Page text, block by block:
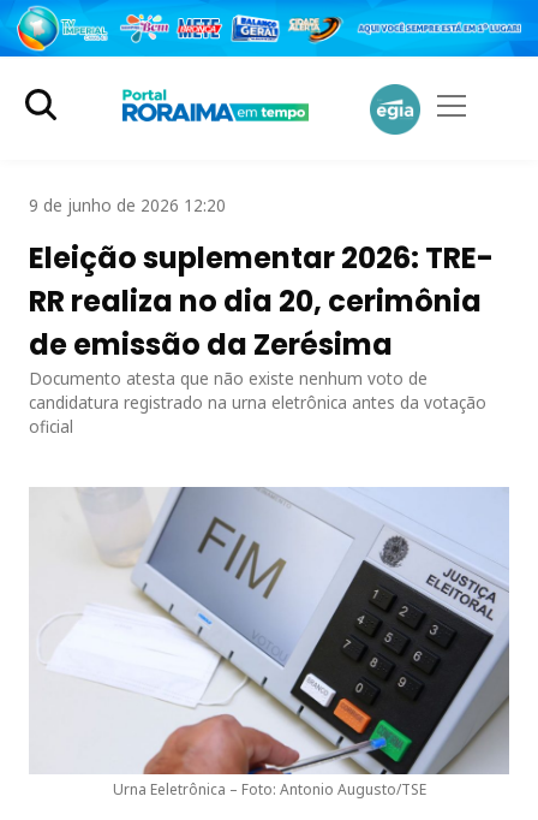
9 de junho de 2026 12:20
Eleição suplementar 2026: TRE-
RR realiza no dia 20, cerimônia
de emissão da Zerésima
Documento atesta que não existe nenhum voto de
candidatura registrado na urna eletrônica antes da votação
oficial
Urna Eeletrônica – Foto: Antonio Augusto/TSE